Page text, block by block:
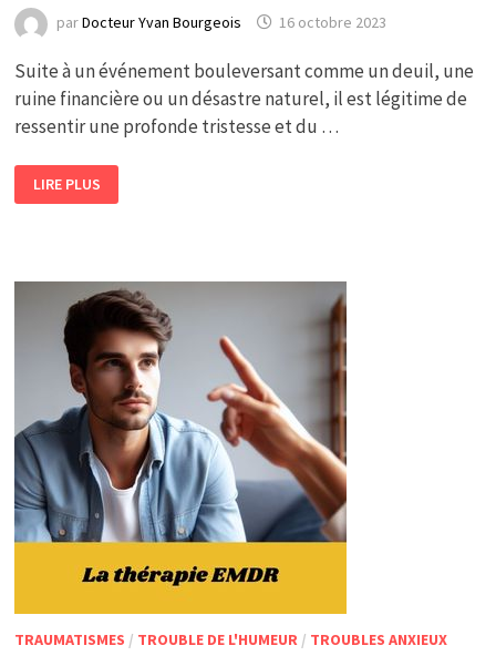
parDocteur Yvan Bourgeois 16 octobre 2023
Suite à un événement bouleversant comme un deuil, une
ruine financière ou un désastre naturel, il est légitime de
ressentir une profonde tristesse et du …
DEUIL
:
UN
DÉPRESSION
LIRE PLUS
TRAUMATISMES / TROUBLE DE L'HUMEUR/ TROUBLES ANXIEUX